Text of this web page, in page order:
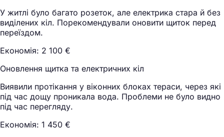
У житлі було багато розеток, але електрика стара й без
виділених кіл. Порекомендували оновити щиток перед
переїздом.
Економія: 2 100 €
Оновлення щитка та електричних кіл
Виявили протікання у віконних блоках тераси, через які
під час дощу проникала вода. Проблеми не було видно
під час перегляду.
Економія: 1 450 €